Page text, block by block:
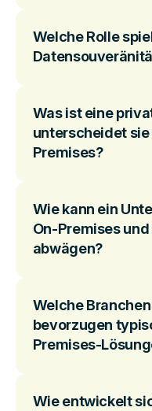
Welche Rolle
Was ist eine
unterscheidet sie
Premises?
Wie kann ein
On-Premises
abwägen?
Welche
bevorzugen
Premises-
Wie entwickelt